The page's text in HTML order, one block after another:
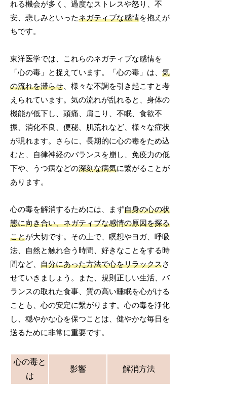
れる機会が多く、過度なストレスや怒り、不
安、悲しみといったネガティブな感情を抱えが
ちです。
東洋医学では、これらのネガティブな感情を
「心の毒」と捉えています。「心の毒」は、気
の流れを滞らせ 、様々な不調を引き起こすと考
えられています。気の流れが乱れると、身体の
機能が低下し、頭痛、肩こり、不眠、食欲不
振、消化不良、便秘、肌荒れなど、様々な症状
が現れます。さらに、長期的に心の毒をため込
むと、自律神経のバランスを崩し、免疫力の低
下や、うつ病などの深刻な病気に繋がることが
あります。
心の毒を解消するためには、まず自身の心の状
態に向き合い、ネガティブな感情の原因を探る
ことが大切です。その上で、瞑想やヨガ、呼吸
法、自然と触れ合う時間、好きなことをする時
間など、自分にあった方法で心をリラックスさ
せていきましょう。また、規則正しい生活、バ
ランスの取れた食事、質の高い睡眠を心がける
ことも、心の安定に繋がります。心の毒を浄化
し、穏やかな心を保つことは、健やかな毎日を
送るために非常に重要です。
心の毒と
は
影響 解消方法